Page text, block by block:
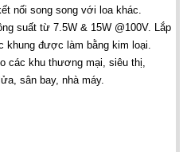
nối song song với loa khác.
suất từ 7.5W & 15W @100V. Lắp
khung được làm bằng kim loại.
các khu thương mại, siêu thị,
sân bay, nhà máy.